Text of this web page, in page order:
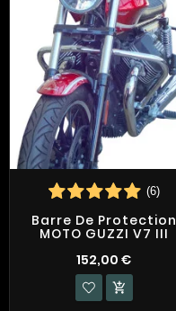
(6)
Barre De Protection
MOTO GUZZI V7 III
152,00 €
